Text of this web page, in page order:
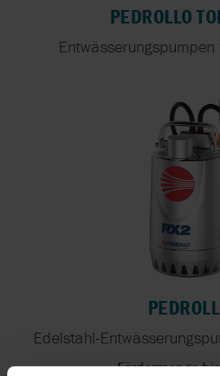
PEDROLLO
Edelstahl-
Fördermenge